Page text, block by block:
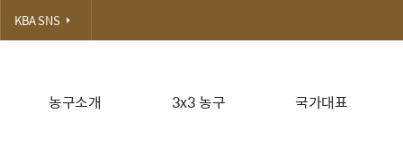
농구소개 3x3 농구 국가대표
KBA SNS